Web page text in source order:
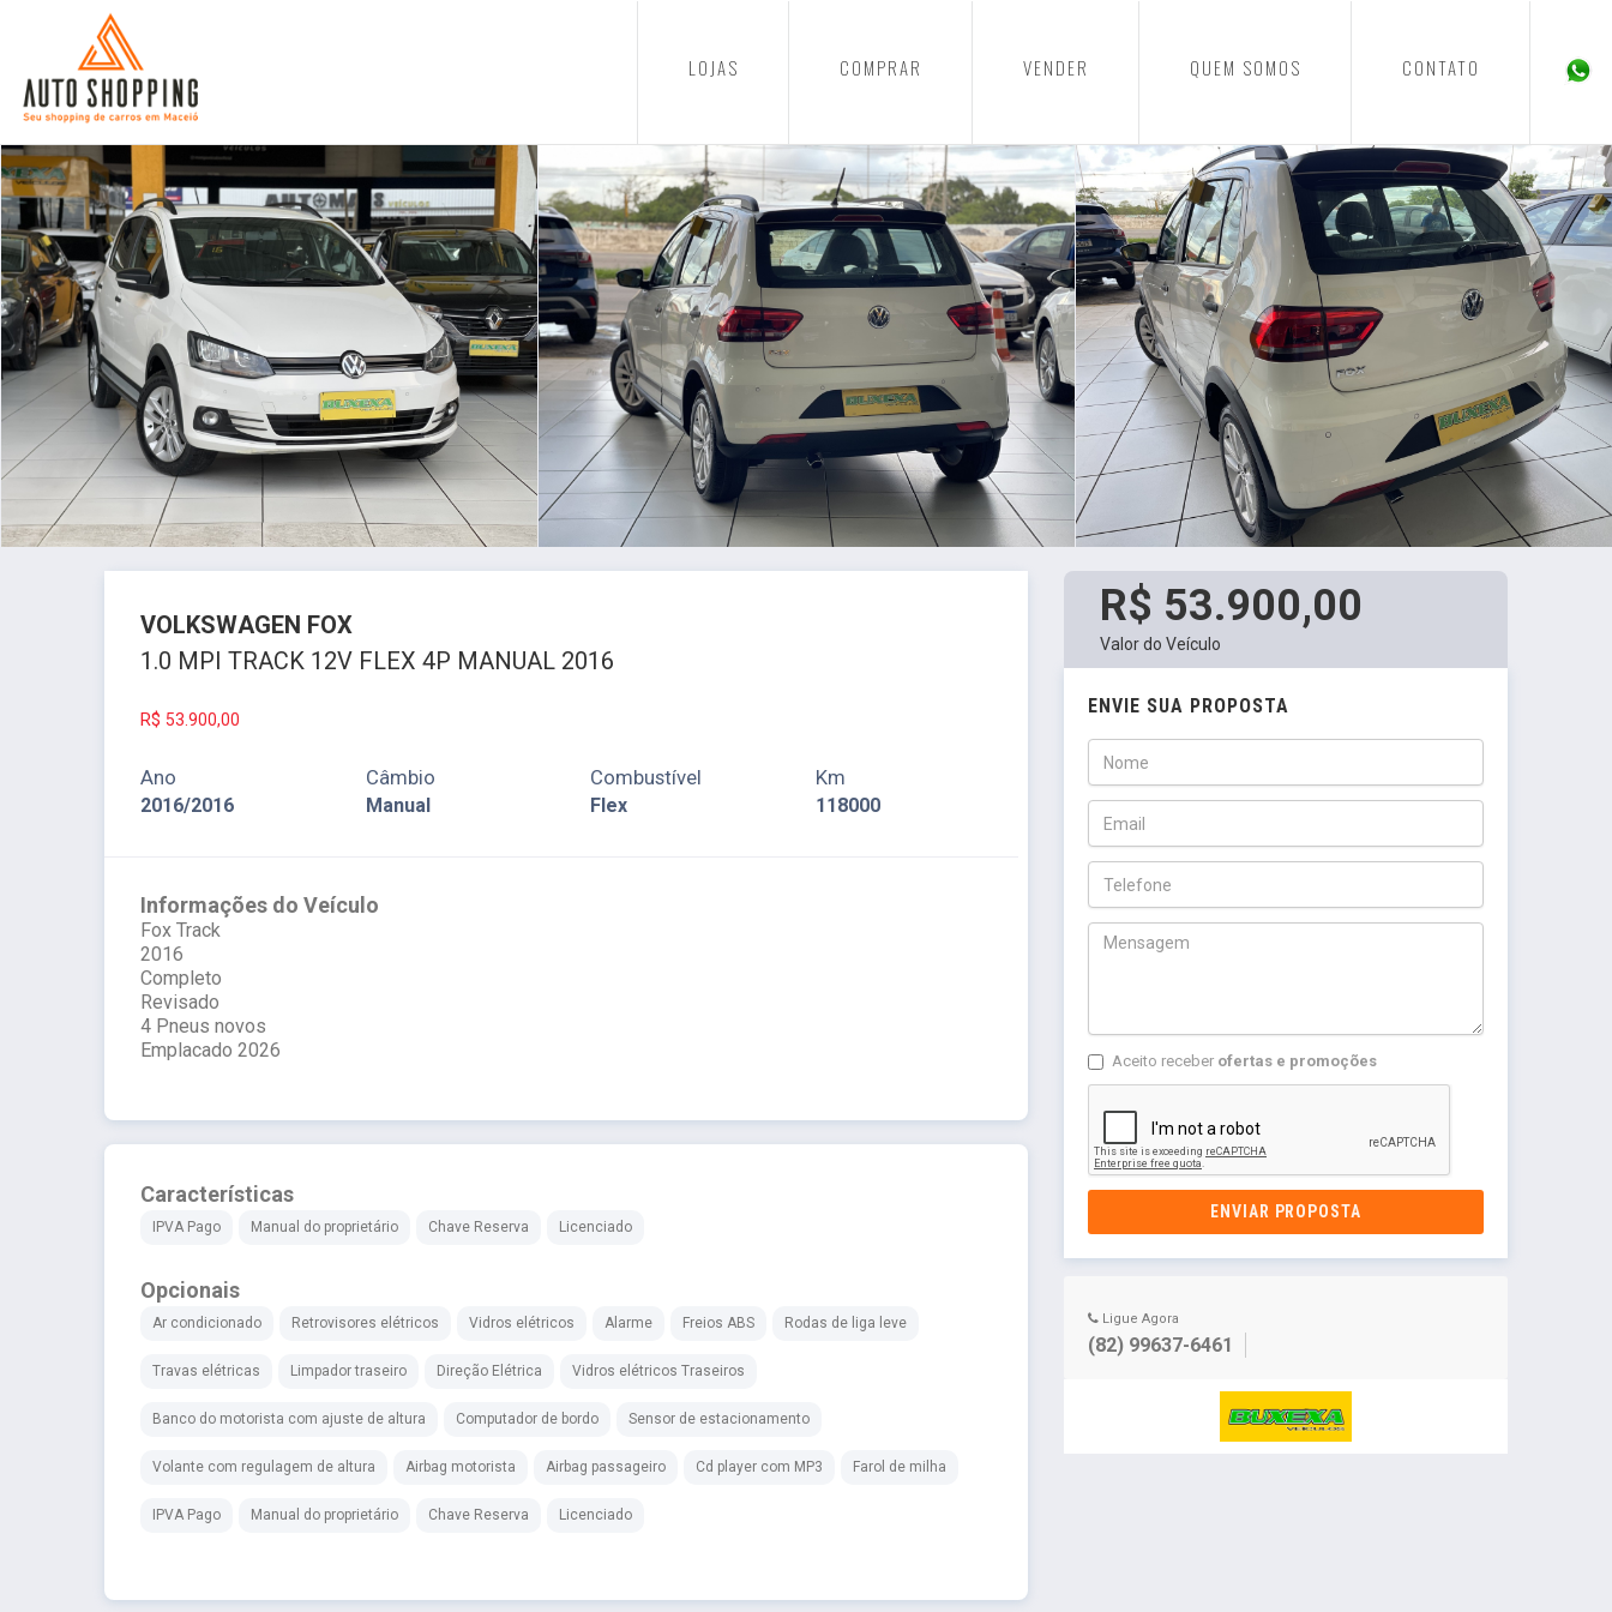
LOJAS COMPRAR VENDER QUEM SOMOS CONTATO
VOLKSWAGEN FOX
1.0 MPI TRACK 12V FLEX 4P MANUAL 2016
R$ 53.900,00
Ano
2016/2016
Câmbio
Manual
Combustível
Flex
Km
118000
Informações do Veículo
Fox Track
2016
Completo
Revisado
4 Pneus novos
Emplacado 2026
Características
IPVA Pago Manual do proprietário Chave Reserva Licenciado
Opcionais
Ar condicionado Retrovisores elétricos Vidros elétricos Alarme Freios ABS Rodas de liga leve
Travas elétricas Limpador traseiro Direção Elétrica Vidros elétricos Traseiros
Banco do motorista com ajuste de altura Computador de bordo Sensor de estacionamento
Volante com regulagem de altura Airbag motorista Airbag passageiro Cd player com MP3 Farol de milha
IPVA Pago Manual do proprietário Chave Reserva Licenciado
R$ 53.900,00
Valor do Veículo
ENVIE SUA PROPOSTA
Aceito receber ofertas e promoções
ENVIAR PROPOSTA
Ligue Agora
(82) 99637-6461